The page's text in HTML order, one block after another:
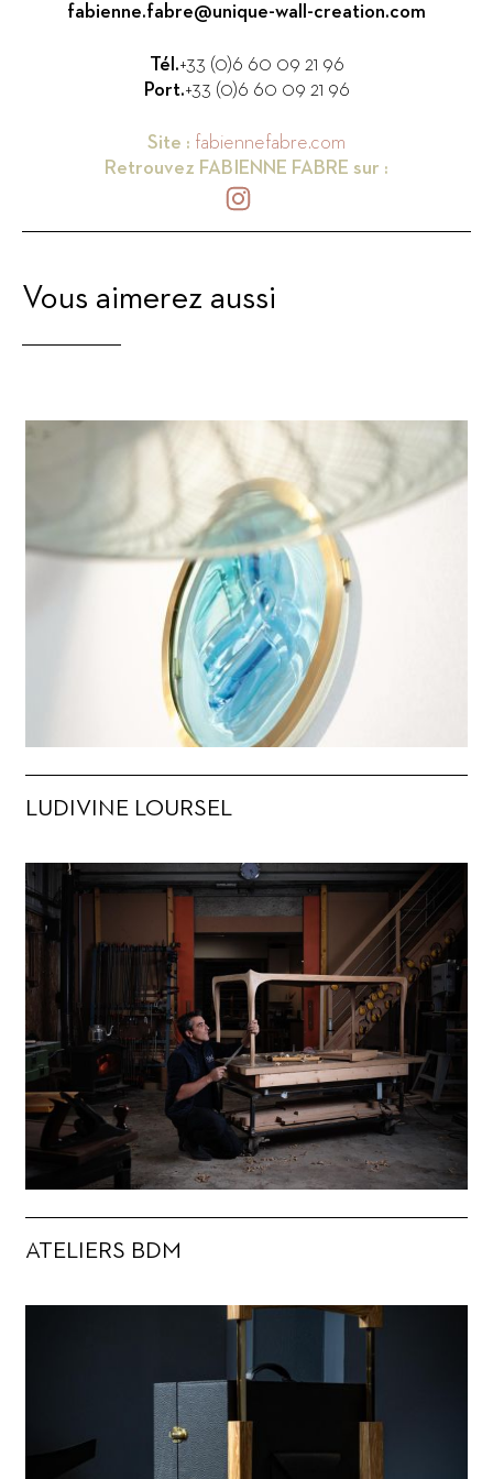
fabienne.fabre@unique-wall-creation.com
Tél.+33 (0)6 60 09 21 96
Port.+33 (0)6 60 09 21 96
Site : fabiennefabre.com
Retrouvez FABIENNE FABRE sur :
Vous aimerez aussi
LUDIVINE LOURSEL
ATELIERS BDM